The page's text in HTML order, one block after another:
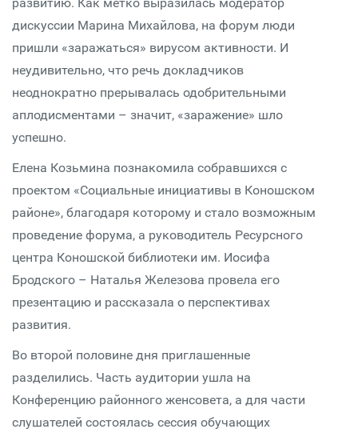
дискуссии Марина Михайлова, на форум люди
пришли «заражаться» вирусом активности. И
неудивительно, что речь докладчиков
неоднократно прерывалась одобрительными
аплодисментами – значит, «заражение» шло
успешно.
Елена Козьмина познакомила собравшихся с
проектом «Социальные инициативы в Коношском
районе», благодаря которому и стало возможным
проведение форума, а руководитель Ресурсного
центра Коношской библиотеки им. Иосифа
Бродского – Наталья Железова провела его
презентацию и рассказала о перспективах
развития.
Во второй половине дня приглашенные
разделились. Часть аудитории ушла на
Конференцию районного женсовета, а для части
слушателей состоялась сессия обучающих